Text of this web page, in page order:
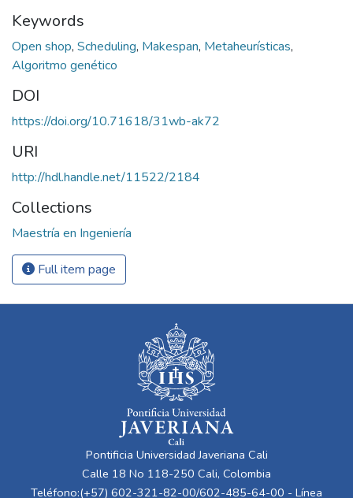
Keywords
Open shop, Scheduling, Makespan, Metaheurísticas,
Algoritmo genético
DOI
https://doi.org/10.71618/31wb-ak72
URI
http://hdl.handle.net/11522/2184
Collections
Maestría en Ingeniería
Full item page
Pontificia Universidad Javeriana Cali
Calle 18 No 118-250 Cali, Colombia
Teléfono:(+57) 602-321-82-00/602-485-64-00 - Línea